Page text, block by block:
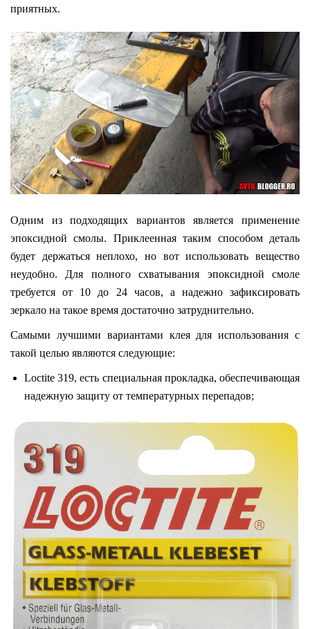
приятных.
Одним из подходящих вариантов является применение
эпоксидной смолы. Приклеенная таким способом деталь
будет держаться неплохо, но вот использовать вещество
неудобно. Для полного схватывания эпоксидной смоле
требуется от 10 до 24 часов, а надежно зафиксировать
зеркало на такое время достаточно затруднительно.
Самыми лучшими вариантами клея для использования с
такой целью являются следующие:
Loctite 319, есть специальная прокладка, обеспечивающая
надежную защиту от температурных перепадов;